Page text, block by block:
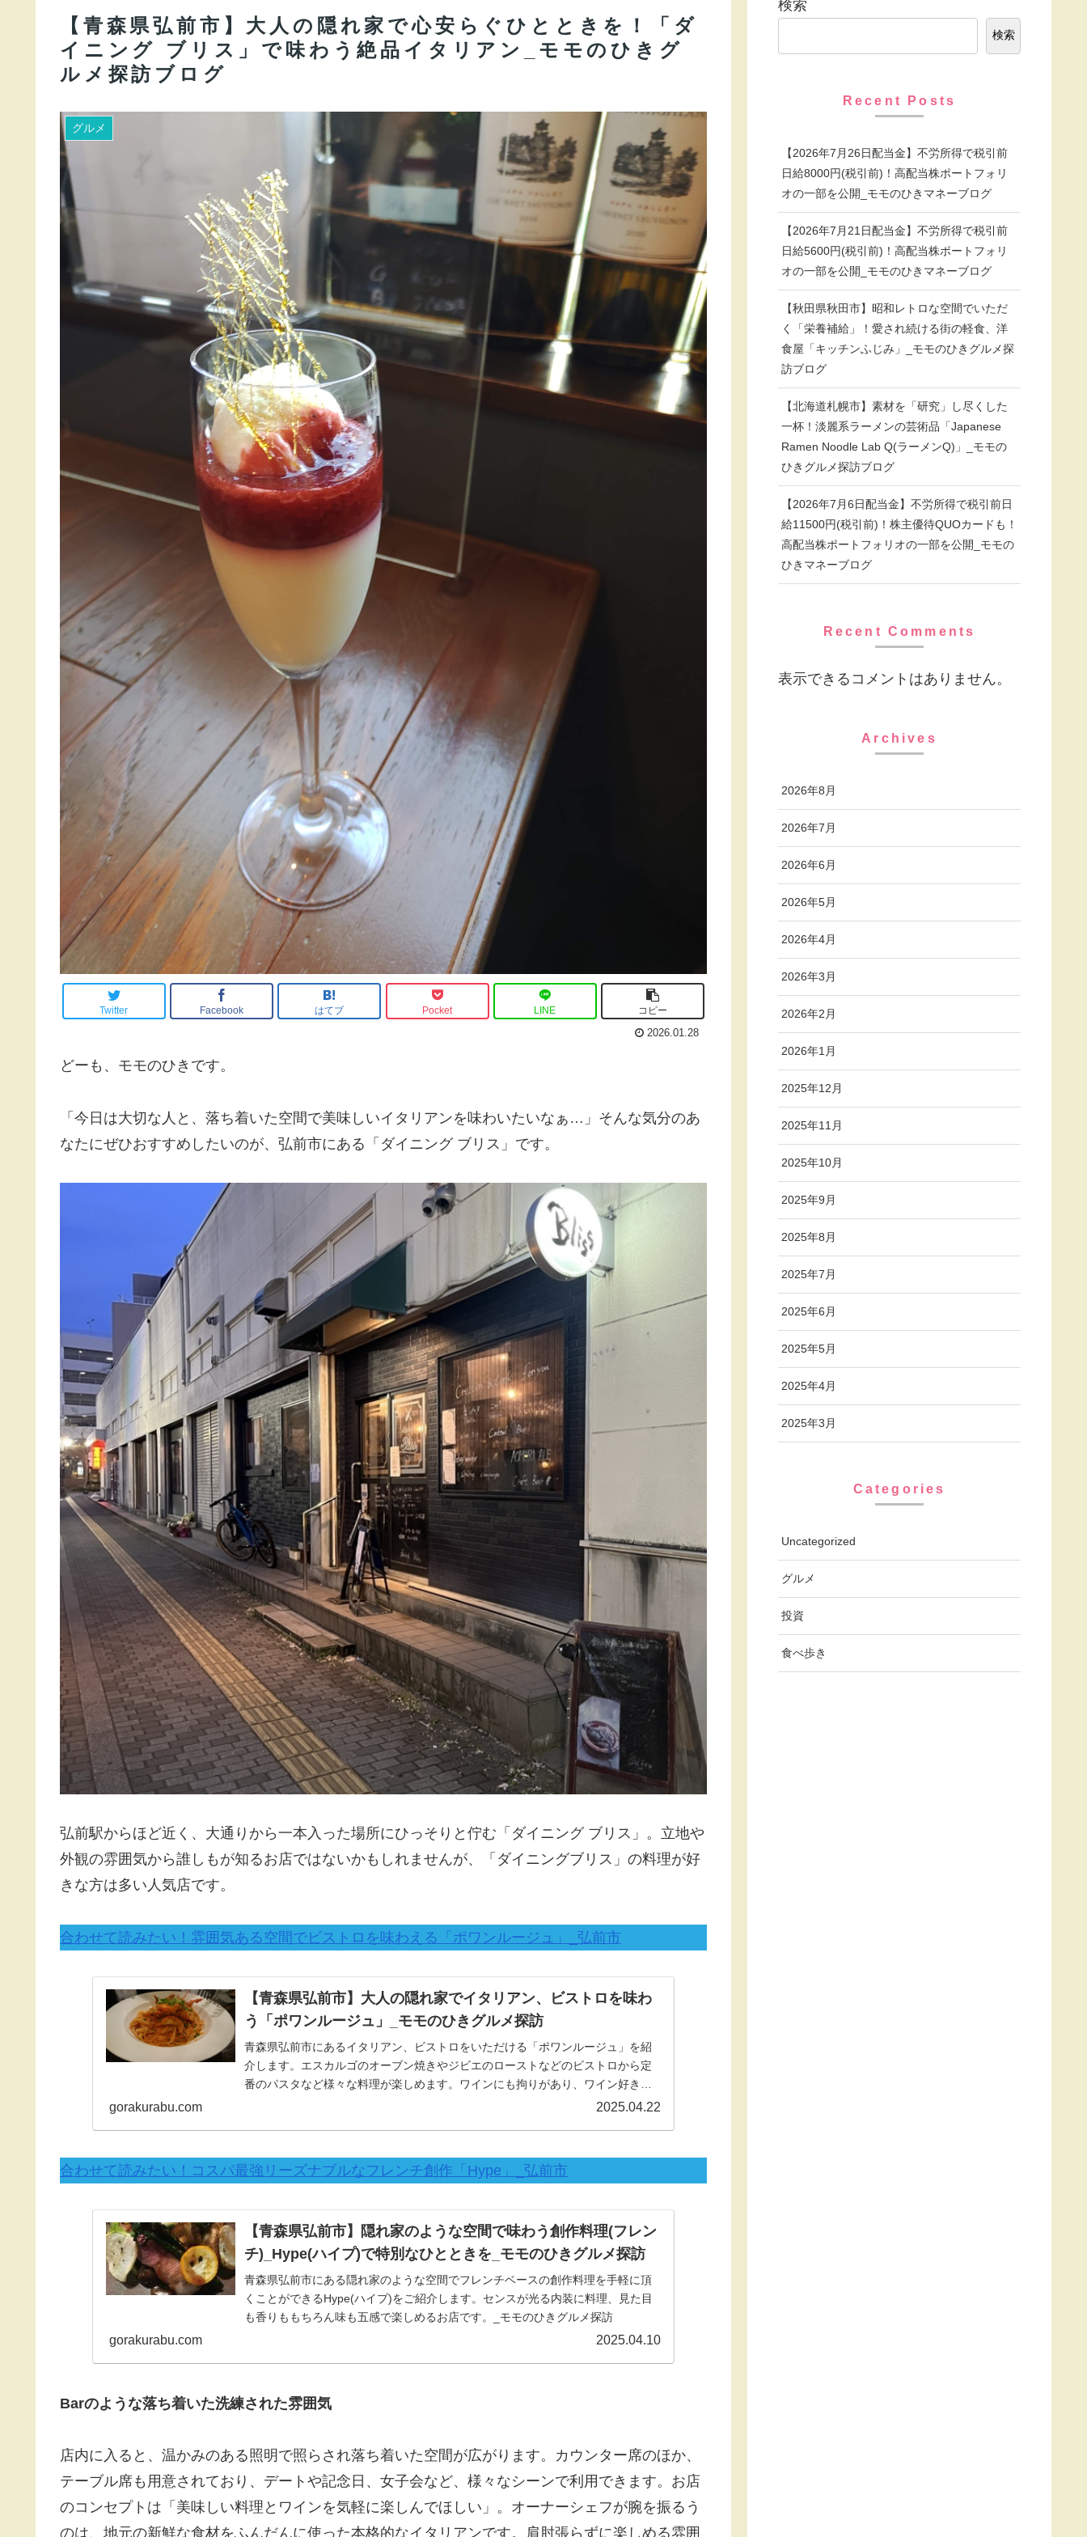
【青森県弘前市】大人の隠れ家で心安らぐひとときを！「ダ
イニング ブリス」で味わう絶品イタリアン_モモのひきグ
ルメ探訪ブログ
グルメ
Twitter Facebook はてブ Pocket LINE コピー
2026.01.28
どーも、モモのひきです。
「今日は大切な人と、落ち着いた空間で美味しいイタリアンを味わいたいなぁ…」そんな気分のあ
なたにぜひおすすめしたいのが、弘前市にある「ダイニング ブリス」です。
弘前駅からほど近く、大通りから一本入った場所にひっそりと佇む「ダイニング ブリス」。立地や
外観の雰囲気から誰しもが知るお店ではないかもしれませんが、「ダイニングブリス」の料理が好
きな方は多い人気店です。
合わせて読みたい！雰囲気ある空間でビストロを味わえる「ポワンルージュ」_弘前市
【青森県弘前市】大人の隠れ家でイタリアン、ビストロを味わ
う「ポワンルージュ」_モモのひきグルメ探訪
青森県弘前市にあるイタリアン、ビストロをいただける「ポワンルージュ」を紹
介します。エスカルゴのオーブン焼きやジビエのローストなどのビストロから定
番のパスタなど様々な料理が楽しめます。ワインにも拘りがあり、ワイン好きの
gorakurabu.com 2025.04.22
合わせて読みたい！コスパ最強リーズナブルなフレンチ創作「Hype」_弘前市
【青森県弘前市】隠れ家のような空間で味わう創作料理(フレン
チ)_Hype(ハイプ)で特別なひとときを_モモのひきグルメ探訪
青森県弘前市にある隠れ家のような空間でフレンチベースの創作料理を手軽に頂
くことができるHype(ハイプ)をご紹介します。センスが光る内装に料理、見た目
も香りももちろん味も五感で楽しめるお店です。_モモのひきグルメ探訪
gorakurabu.com 2025.04.10
Barのような落ち着いた洗練された雰囲気
店内に入ると、温かみのある照明で照らされ落ち着いた空間が広がります。カウンター席のほか、
テーブル席も用意されており、デートや記念日、女子会など、様々なシーンで利用できます。お店
のコンセプトは「美味しい料理とワインを気軽に楽しんでほしい」。オーナーシェフが腕を振るう
のは、地元の新鮮な食材をふんだんに使った本格的なイタリアンです。肩肘張らずに楽しめる雰囲
検索
検索
Recent Posts
【2026年7月26日配当金】不労所得で税引前
日給8000円(税引前)！高配当株ポートフォリ
オの一部を公開_モモのひきマネーブログ
【2026年7月21日配当金】不労所得で税引前
日給5600円(税引前)！高配当株ポートフォリ
オの一部を公開_モモのひきマネーブログ
【秋田県秋田市】昭和レトロな空間でいただ
く「栄養補給」！愛され続ける街の軽食、洋
食屋「キッチンふじみ」_モモのひきグルメ探
訪ブログ
【北海道札幌市】素材を「研究」し尽くした
一杯！淡麗系ラーメンの芸術品「Japanese
Ramen Noodle Lab Q(ラーメンQ)」_モモの
ひきグルメ探訪ブログ
【2026年7月6日配当金】不労所得で税引前日
給11500円(税引前)！株主優待QUOカードも！
高配当株ポートフォリオの一部を公開_モモの
ひきマネーブログ
Recent Comments
表示できるコメントはありません。
Archives
2026年8月
2026年7月
2026年6月
2026年5月
2026年4月
2026年3月
2026年2月
2026年1月
2025年12月
2025年11月
2025年10月
2025年9月
2025年8月
2025年7月
2025年6月
2025年5月
2025年4月
2025年3月
Categories
Uncategorized
グルメ
投資
食べ歩き